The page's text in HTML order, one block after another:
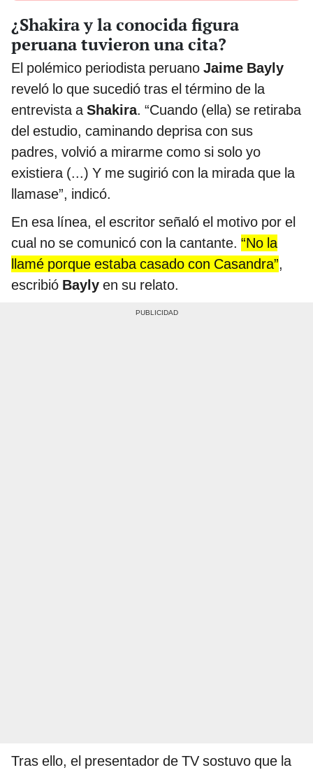
¿Shakira y la conocida figura
peruana tuvieron una cita?
El polémico periodista peruano Jaime Bayly
reveló lo que sucedió tras el término de la
entrevista aShakira. “Cuando (ella) se retiraba
del estudio, caminando deprisa con sus
padres, volvió a mirarme como si solo yo
existiera (...) Y me sugirió con la mirada que la
llamase”, indicó.
En esa línea, el escritor señaló el motivo por el
cual no se comunicó con la cantante. “No la
llamé porque estaba casado con Casandra”,
escribió Bayly en su relato.
Tras ello, el presentador de TV sostuvo que la